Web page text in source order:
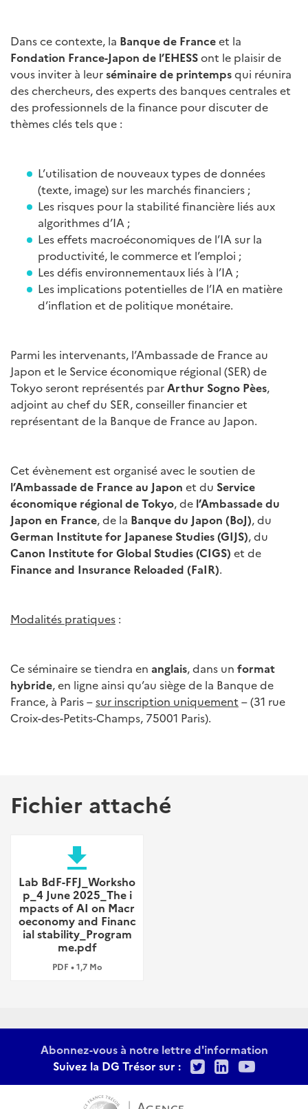
Dans ce contexte, la Banque de Franceet la
Fondation France-Japon de l’EHESSont le plaisir de
vous inviter à leurséminaire de printempsqui réunira
des chercheurs, des experts des banques centrales et
des professionnels de la finance pour discuter de
thèmes clés tels que :
L’utilisation de nouveaux types de données
(texte, image) sur les marchés financiers ;
Les risques pour la stabilité financière liés aux
algorithmes d’IA ;
Les effets macroéconomiques de l’IA sur la
productivité, le commerce et l’emploi ;
Les défis environnementaux liés à l’IA ;
Les implications potentielles de l’IA en matière
d’inflation et de politique monétaire.
Parmi les intervenants, l’Ambassade de France au
Japon et le Service économique régional (SER) de
Tokyo seront représentés parArthur Sogno Pèes,
adjoint au chef du SER, conseiller financier et
représentant de la Banque de France au Japon.
Cet évènement est organisé avec le soutien de
l’Ambassade de France au Japon et du Service
économique régional de Tokyo, de l’Ambassade du
Japon en France, de la Banque du Japon (BoJ), du
German Institute for Japanese Studies (GIJS), du
Canon Institute for Global Studies (CIGS) et de
Finance and Insurance Reloaded (FaIR).
Modalités pratiques :
Ce séminaire se tiendra en anglais, dans un format
hybride, en ligne ainsi qu’au siège de la Banque de
France, à Paris –sur inscription uniquement – (31 rue
Croix-des-Petits-Champs, 75001 Paris).
Fichier attaché
file_download
Lab BdF-FFJ_Worksho
p_4 June 2025_The i
mpacts of AI on Macr
oeconomy and Financ
ial stability_Program
me.pdf
PDF • 1,7 Mo
Abonnez-vous à notre lettre d'information
Suivez la DG Trésor sur :
TwitterLinkedIn